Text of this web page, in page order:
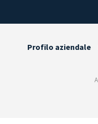
Profilo aziendale